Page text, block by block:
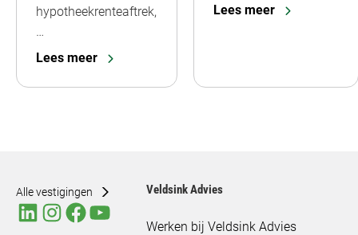
hypotheekrenteaftrek,
…
Lees meer
Lees meer
Alle vestigingen Veldsink Advies
Werken bij Veldsink Advies